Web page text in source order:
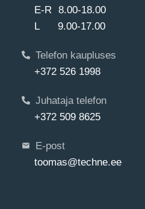
E-R 8.00-18.00
L 9.00-17.00
Telefon kaupluses
+372 526 1998
Juhataja telefon
+372 509 8625
E-post
toomas@techne.ee